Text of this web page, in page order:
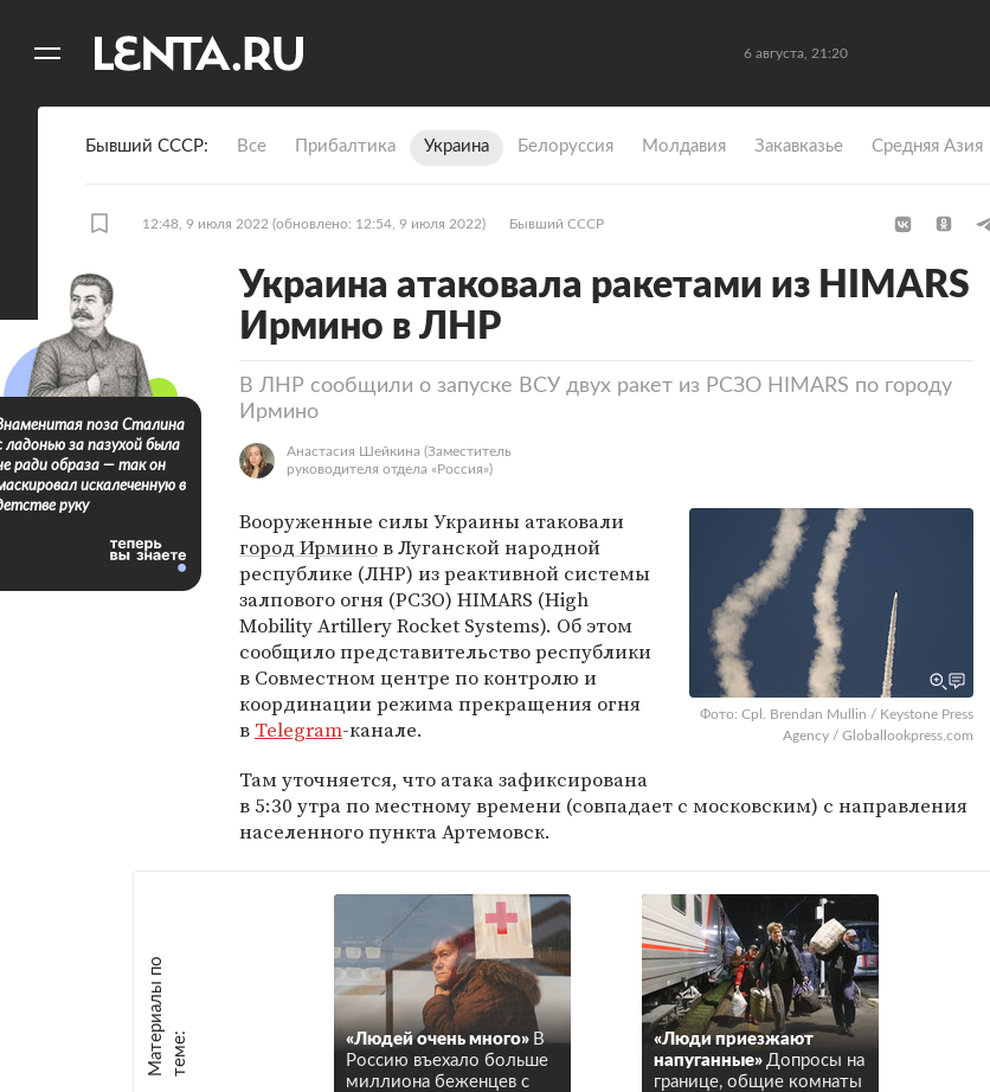
6 августа, 21:20
Бывший СССР Все Прибалтика Украина Белоруссия Молдавия Закавказье Средняя Азия
12:48, 9 июля 2022 (обновлено: 12:54, 9 июля 2022) Бывший СССР
Украина атаковала ракетами из HIMARS
Ирмино в ЛНР
В ЛНР сообщили о запуске ВСУ двух ракет из РСЗО HIMARS по городу
Ирмино
Анастасия Шейкина (Заместитель
руководителя отдела «Россия»)
Фото: Cpl. Brendan Mullin / Keystone Press
Agency / Globallookpress.com
Вооруженные силы Украины атаковали
город Ирминов Луганской народной
республике (ЛНР) из реактивной системы
залпового огня (РСЗО) HIMARS (High
Mobility Artillery Rocket Systems). Об этом
сообщило представительство республики
в Совместном центре по контролю и
координации режима прекращения огня
в Telegram-канале.
Там уточняется, что атака зафиксирована
в 5:30 утра по местному времени (совпадает с московским) с направления
населенного пункта Артемовск.
М
а
т е
р
и
а
л
ы
п
о
т
е
м
е : «Людей очень много» В
Россию въехало больше
миллиона беженцев с
«Люди приезжают
напуганные» Допросы на
границе, общие комнаты
поза Сталина
ладонью за пазухой была
ради образа — так он
искалеченную в
руку